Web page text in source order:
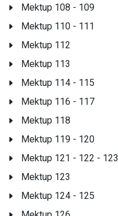
Mektup 108 - 109
Mektup 110 - 111
Mektup 112
Mektup 113
Mektup 114 - 115
Mektup 116 - 117
Mektup 118
Mektup 119 - 120
Mektup 121 - 122 - 123
Mektup 123
Mektup 124 - 125